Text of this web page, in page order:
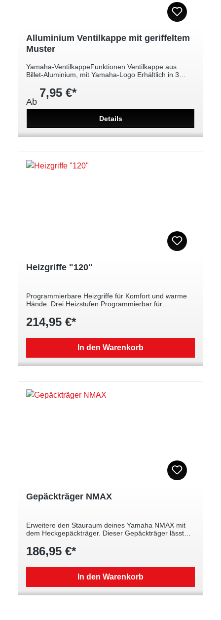
Alluminium Ventilkappe mit geriffeltem
Muster
Yamaha-VentilkappeFunktionen Ventilkappe aus
Billet-Aluminium, mit Yamaha-Logo Erhältlich in 3
Ab
7,95 €*
Details
Heizgriffe "120"
Programmierbare Heizgriffe für Komfort und warme
Hände. Drei Heizstufen Programmierbar für
dank Boost-Heizfunktion Automatische Abschaltung
vermeidet Entladen der Batterie. Bei NMAX, Tricity,
214,95 €*
In den Warenkorb
Gepäckträger NMAX
Erweitere den Stauraum deines Yamaha NMAX mit
dem Heckgepäckträger. Dieser Gepäckträger lässt
Platz für ein Topcase oder anderes Gepäck. Er ist mit
einer hochwertigen, langlebigen schwarzen
hochwertiger Yamaha NMAX Heckgepäckträger
Einfach anzubringen Schwarzes Finish Integriertes
Design ermöglicht optionale Yamaha Top Cases für
zusätzliche Gepäckkapazität
186,95 €*
In den Warenkorb